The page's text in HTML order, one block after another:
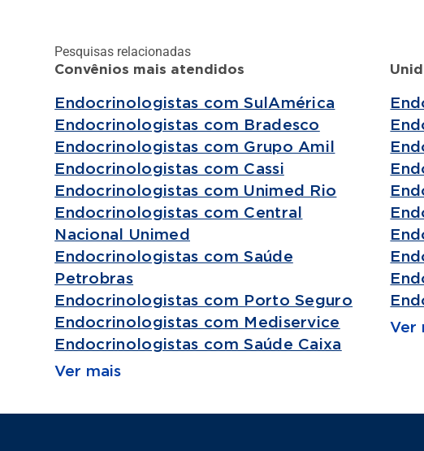
Pesquisas relacionadas
Convênios mais atendidos
Endocrinologistas com SulAmérica
Endocrinologistas com Bradesco
Endocrinologistas com Grupo Amil
Endocrinologistas com Cassi
Endocrinologistas com Unimed Rio
Endocrinologistas com Central
Nacional Unimed
Endocrinologistas com Saúde
Petrobras
Endocrinologistas com Porto Seguro
Endocrinologistas com Mediservice
Endocrinologistas com Saúde Caixa
Ver mais
Ver